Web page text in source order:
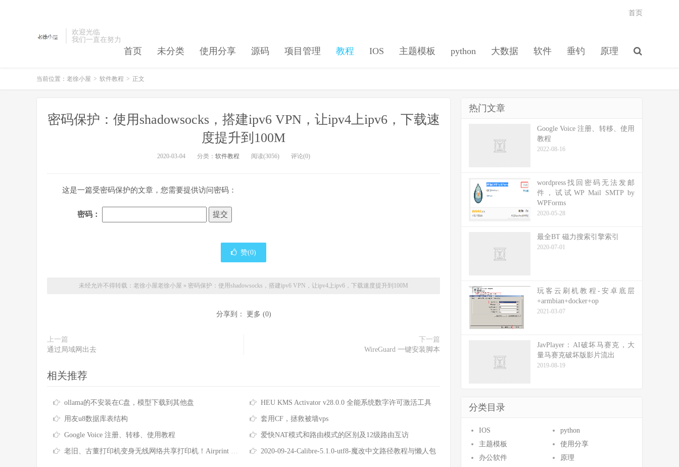
欢迎光临
我们一直在努力
首页 未分类 使用分享 源码 项目管理 教程 IOS 主题模板 python 大数据 软件 垂钓 原理
首页
当前位置： 老徐小屋 > 软件教程 > 正文
密码保护：使用shadowsocks，搭建ipv6 VPN，让ipv4上ipv6，下载速
度提升到100M
2020-03-04 分类： 软件教程 阅读(3056) 评论(0)
这是一篇受密码保护的文章，您需要提供访问密码：
密码：
赞(0)
未经允许不得转载：老徐小屋老徐小屋 » 密码保护：使用shadowsocks，搭建ipv6 VPN，让ipv4上ipv6，下载速度提升到100M
分享到： 更多 (0)
上一篇
通过局域网出去
下一篇
WireGuard 一键安装脚本
相关推荐
ollama的不安装在C盘，模型下载到其他盘 HEU KMS Activator v28.0.0 全能系统数字许可激活工具
用友u8数据库表结构 套用CF，拯救被墙vps
Google Voice 注册、转移、使用教程 爱快NAT模式和路由模式的区别及12级路由互访
老旧、古董打印机变身无线网络共享打印机！Airprint 无线打印服务器！免驱打印！ 2020-09-24-Calibre-5.1.0-utf8-魔改中文路径教程与懒人包
热门文章
Google Voice 注册、转移、使用
教程
2022-08-16
wordpress找回密码无法发邮
件，试试WP Mail SMTP by
WPForms
2020-05-28
最全BT 磁力搜索引擎索引
2020-07-01
玩客云刷机教程-安卓底层
+armbian+docker+op
2021-03-07
JavPlayer：AI破坏马赛克，大
量马赛克破坏版影片流出
2019-08-19
分类目录
IOS
python
主题模板
使用分享
办公软件
原理